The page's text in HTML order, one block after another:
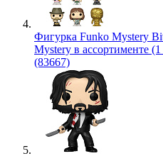
Фигурка Funko Mystery
Mystery в ассортименте
(83667)